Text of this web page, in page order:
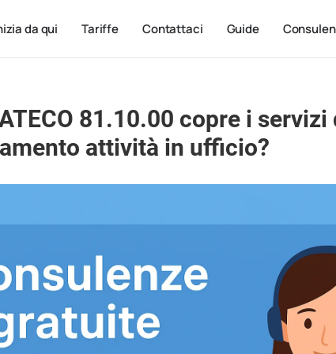
da qui Tariffe Contattaci Guide
81.10.00 copre i
attività in ufficio?